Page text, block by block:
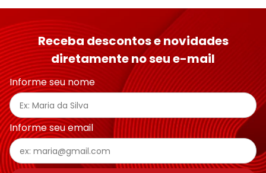
Receba descontos e novidades
diretamente no seu e-mail
Informe seu nome
Informe seu email